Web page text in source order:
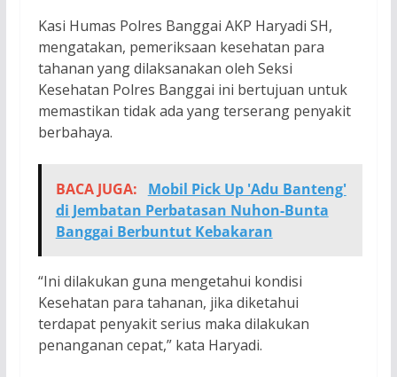
Kasi Humas Polres Banggai AKP Haryadi SH,
mengatakan, pemeriksaan kesehatan para
tahanan yang dilaksanakan oleh Seksi
Kesehatan Polres Banggai ini bertujuan untuk
memastikan tidak ada yang terserang penyakit
berbahaya.
BACA JUGA:
Mobil Pick Up 'Adu Banteng'
di Jembatan Perbatasan Nuhon-Bunta
Banggai Berbuntut Kebakaran
“Ini dilakukan guna mengetahui kondisi
Kesehatan para tahanan, jika diketahui
terdapat penyakit serius maka dilakukan
penanganan cepat,” kata Haryadi.